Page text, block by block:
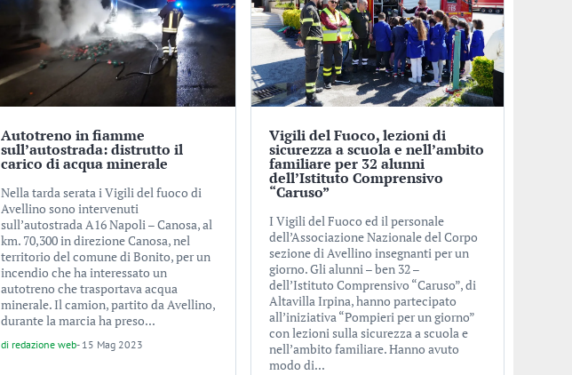
Autotreno in fiamme
sull’autostrada: distrutto il
carico di acqua minerale
Nella tarda serata i Vigili del fuoco di
Avellino sono intervenuti
sull’autostrada A16 Napoli – Canosa, al
km. 70,300 in direzione Canosa, nel
territorio del comune di Bonito, per un
incendio che ha interessato un
autotreno che trasportava acqua
minerale. Il camion, partito da Avellino,
durante la marcia ha preso...
di redazione web- 15 Mag 2023
Vigili del Fuoco, lezioni di
sicurezza a scuola e nell’ambito
familiare per 32 alunni
dell’Istituto Comprensivo
“Caruso”
I Vigili del Fuoco ed il personale
dell’Associazione Nazionale del Corpo
sezione di Avellino insegnanti per un
giorno. Gli alunni – ben 32 –
dell’Istituto Comprensivo “Caruso”, di
Altavilla Irpina, hanno partecipato
all’iniziativa “Pompieri per un giorno”
con lezioni sulla sicurezza a scuola e
nell’ambito familiare. Hanno avuto
modo di...